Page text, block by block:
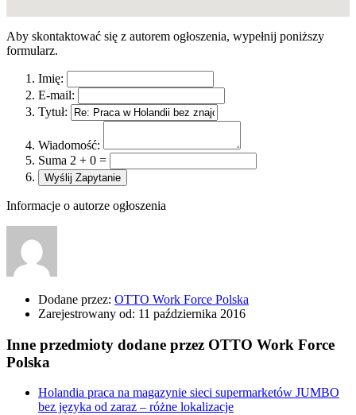
Aby skontaktować się z autorem ogłoszenia, wypełnij poniższy
formularz.
Imię:
E-mail:
Tytuł:
Wiadomość:
Suma 2 + 0 =
Informacje o autorze ogłoszenia
Dodane przez: OTTO Work Force Polska
Zarejestrowany od: 11 października 2016
Inne przedmioty dodane przez OTTO Work Force
Polska
Holandia praca na magazynie sieci supermarketów JUMBO
bez języka od zaraz – różne lokalizacje